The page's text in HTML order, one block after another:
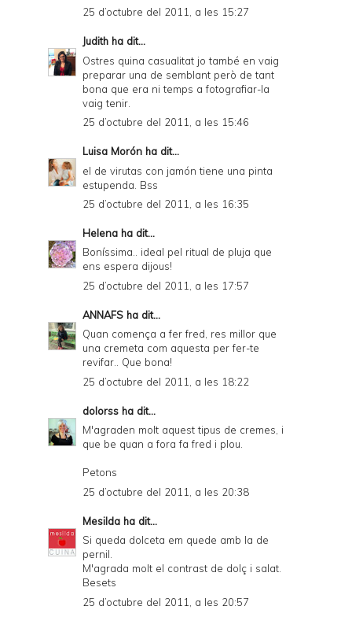
25 d’octubre del 2011, a les 15:27
Judith ha dit...
Ostres quina casualitat jo també en vaig
preparar una de semblant però de tant
bona que era ni temps a fotografiar-la
vaig tenir.
25 d’octubre del 2011, a les 15:46
Luisa Morón ha dit...
el de virutas con jamón tiene una pinta
estupenda. Bss
25 d’octubre del 2011, a les 16:35
Helena ha dit...
Boníssima.. ideal pel ritual de pluja que
ens espera dijous!
25 d’octubre del 2011, a les 17:57
ANNAFS ha dit...
Quan comença a fer fred, res millor que
una cremeta com aquesta per fer-te
revifar.. Que bona!
25 d’octubre del 2011, a les 18:22
dolorss ha dit...
M'agraden molt aquest tipus de cremes, i
que be quan a fora fa fred i plou.
Petons
25 d’octubre del 2011, a les 20:38
Mesilda ha dit...
Si queda dolceta em quede amb la de
pernil.
M'agrada molt el contrast de dolç i salat.
Besets
25 d’octubre del 2011, a les 20:57